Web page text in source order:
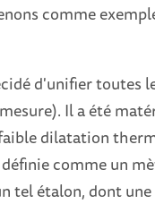
comme
d'unifier toutes
Il a été
dilatation
comme un
tel étalon, dont